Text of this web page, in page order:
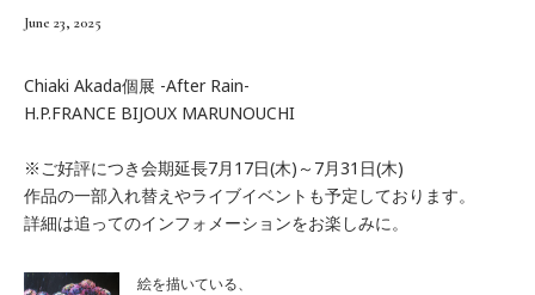
June 23, 2025
Chiaki Akada個展 -After Rain-
H.P.FRANCE BIJOUX MARUNOUCHI
※ご好評につき会期延長7月17日(木)～7月31日(木)
作品の一部入れ替えやライブイベントも予定しております。
詳細は追ってのインフォメーションをお楽しみに。
絵を描いている、